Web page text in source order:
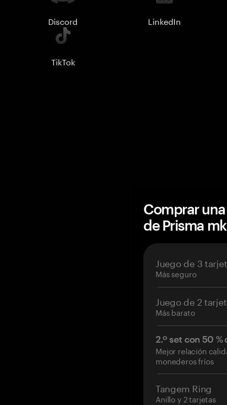
Discord LinkedIn
TikTok
Comprar
de Prisma
Juego de 3
Más seguro
Juego de 2
Más barato
2.º set con 50
Mejor relación
monederos fríos
Tangem Ring
Anillo y 2 tarjetas